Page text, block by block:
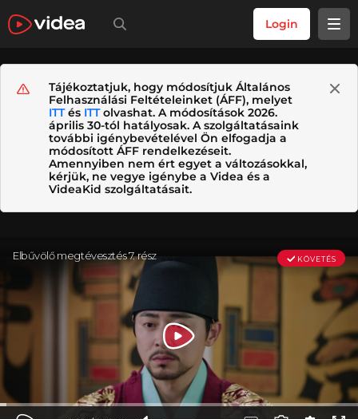
Login
Tájékoztatjuk, hogy módosítjuk Általános
Felhasználási Feltételeinket (ÁFF), melyet
ITTés ITTolvashat. A módosítások 2026.
április 30-tól hatályosak. A szolgáltatásaink
további igénybevételével Ön elfogadja a
módosított ÁFF rendelkezéseit.
Amennyiben nem ért egyet a változásokkal,
kérjük, ne vegye igénybe a Videa és a
VideaKid szolgáltatásait.